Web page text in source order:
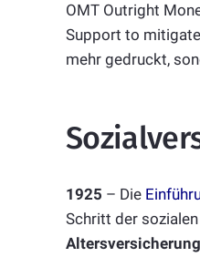
OMT Outright
Support to
mehr gedruckt,
1925 – Die
Schritt der